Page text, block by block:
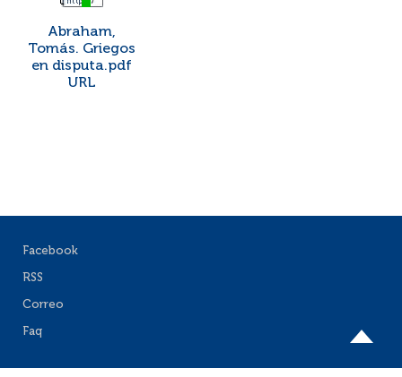
Abraham,
Tomás. Griegos
en disputa.pdf
URL
Facebook
RSS
Correo
Faq